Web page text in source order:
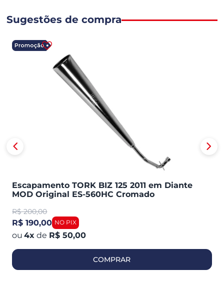
Sugestões de compra
Escapamento TORK BIZ 125 2011 em Diante
MOD Original ES-560HC Cromado
R$ 200,00
R$ 190,00
4x de R$ 50,00
COMPRAR